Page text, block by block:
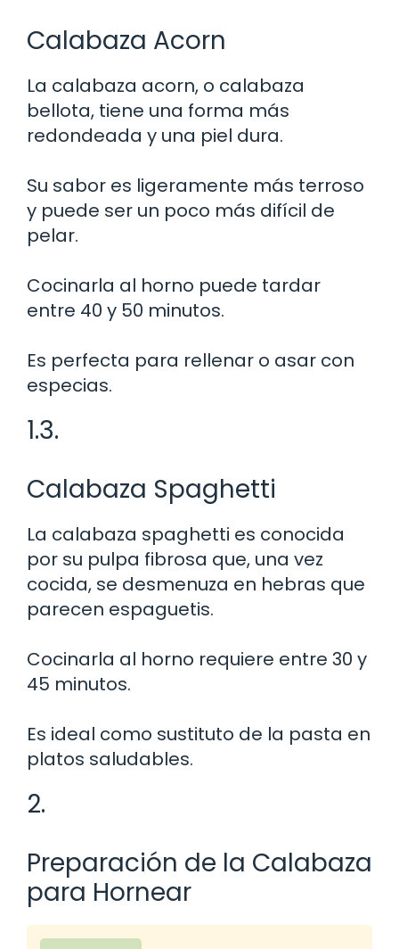
Calabaza Acorn
La calabaza acorn, o calabaza
bellota, tiene una forma más
redondeada y una piel dura.
Su sabor es ligeramente más terroso
y puede ser un poco más difícil de
pelar.
Cocinarla al horno puede tardar
entre 40 y 50 minutos.
Es perfecta para rellenar o asar con
especias.
1.3.
Calabaza Spaghetti
La calabaza spaghetti es conocida
por su pulpa fibrosa que, una vez
cocida, se desmenuza en hebras que
parecen espaguetis.
Cocinarla al horno requiere entre 30 y
45 minutos.
Es ideal como sustituto de la pasta en
platos saludables.
2.
Preparación de la Calabaza
para Hornear